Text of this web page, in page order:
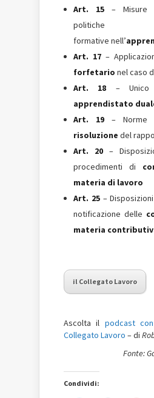
Art. 15– Misure
politiche
formative nell’
Art. 17 –
forfetario nel caso
Art. 18 – Unico
apprendistato
Art. 19– Norme
risoluzione del
Art. 20 –
procedimenti di
materia di lavoro
Art. 25–
notificazione delle
materia
il Collegato Lavoro
Ascolta il podcast
Collegato Lavoro – di
Fonte:
Condividi: